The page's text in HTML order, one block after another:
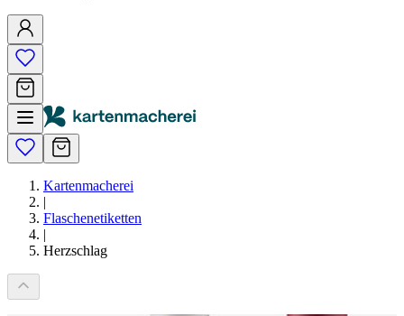
Kartenmacherei
|
Flaschenetiketten
|
Herzschlag